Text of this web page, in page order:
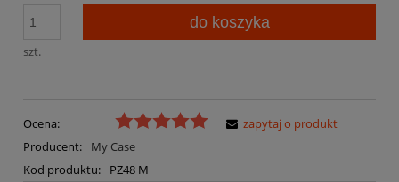
szt.
do koszyka
Ocena:
Producent:
My Case
Kod produktu:
PZ48 M
zapytaj o produkt